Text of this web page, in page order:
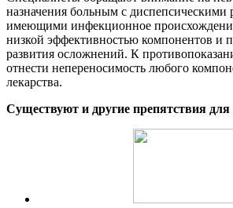
назначения больным с диспепсическими
имеющими инфекционное
низкой эффективностью компонентов
развития осложнений. К
отнести непереносимость любого
лекарства.
Существуют и другие препятствия для